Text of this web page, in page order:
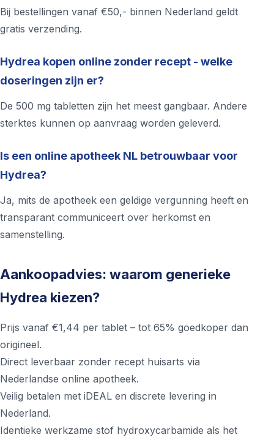
Bij bestellingen vanaf €50,- binnen Nederland geldt
gratis verzending.
Hydrea kopen online zonder recept - welke
doseringen zijn er?
De 500 mg tabletten zijn het meest gangbaar. Andere
sterktes kunnen op aanvraag worden geleverd.
Is een online apotheek NL betrouwbaar voor
Hydrea?
Ja, mits de apotheek een geldige vergunning heeft en
transparant communiceert over herkomst en
samenstelling.
Aankoopadvies: waarom generieke
Hydrea kiezen?
Prijs vanaf €1,44 per tablet – tot 65% goedkoper dan
origineel.
Direct leverbaar zonder recept huisarts via
Nederlandse online apotheek.
Veilig betalen met iDEAL en discrete levering in
Nederland.
Identieke werkzame stof hydroxycarbamide als het